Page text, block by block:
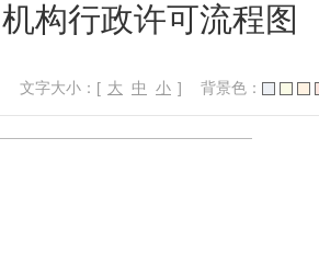
构行政许可流程图
文字大小：[ 大 中 小 ] 背景色：